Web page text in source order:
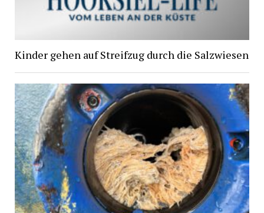
Kinder gehen auf Streifzug durch die Salzwiesen